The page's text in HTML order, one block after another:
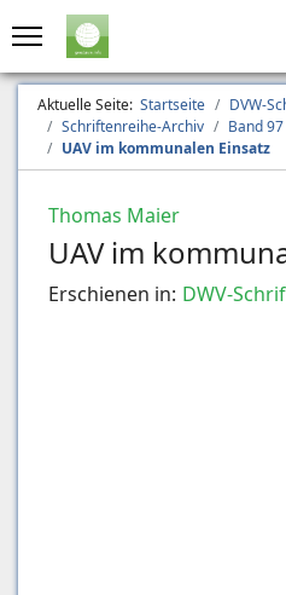
Aktuelle Seite: Startseite
DVW-
Schriftenreihe-Archiv
Band
UAV im kommunalen Einsatz
Thomas Maier
UAV im
Erschienen in: DWV-